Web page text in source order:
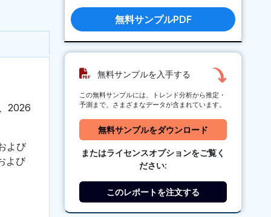
2026
よび
よび
無料サンプルPDF
無料サンプルを入手する
この無料サンプルには、トレンド分析から推定・
予測まで、さまざまなデータが含まれています。
無料サンプルをダウンロード
またはライセンスオプションをご覧く
ださい:
このレポートを注文する